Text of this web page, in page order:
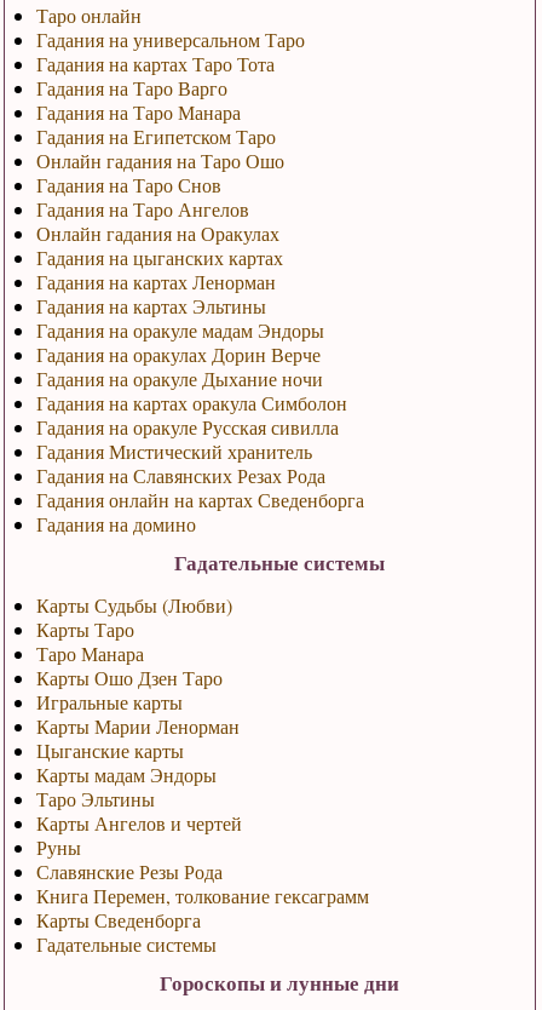
Таро онлайн
Гадания на универсальном Таро
Гадания на картах Таро Тота
Гадания на Таро Варго
Гадания на Таро Манара
Гадания на Египетском Таро
Онлайн гадания на Таро Ошо
Гадания на Таро Снов
Гадания на Таро Ангелов
Онлайн гадания на Оракулах
Гадания на цыганских картах
Гадания на картах Ленорман
Гадания на картах Эльтины
Гадания на оракуле мадам Эндоры
Гадания на оракулах Дорин Верче
Гадания на оракуле Дыхание ночи
Гадания на картах оракула Симболон
Гадания на оракуле Русская сивилла
Гадания Мистический хранитель
Гадания на Славянских Резах Рода
Гадания онлайн на картах Сведенборга
Гадания на домино
Гадательные системы
Карты Судьбы (Любви)
Карты Таро
Таро Манара
Карты Ошо Дзен Таро
Игральные карты
Карты Марии Ленорман
Цыганские карты
Карты мадам Эндоры
Таро Эльтины
Карты Ангелов и чертей
Руны
Славянские Резы Рода
Книга Перемен, толкование гексаграмм
Карты Сведенборга
Гадательные системы
Гороскопы и лунные дни